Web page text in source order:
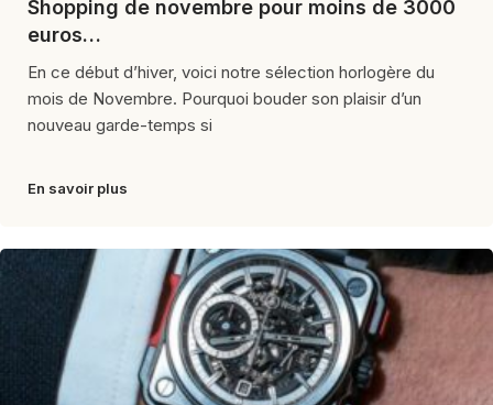
Shopping de novembre pour moins de 3000
euros…
En ce début d’hiver, voici notre sélection horlogère du
mois de Novembre. Pourquoi bouder son plaisir d’un
nouveau garde-temps si
En savoir plus